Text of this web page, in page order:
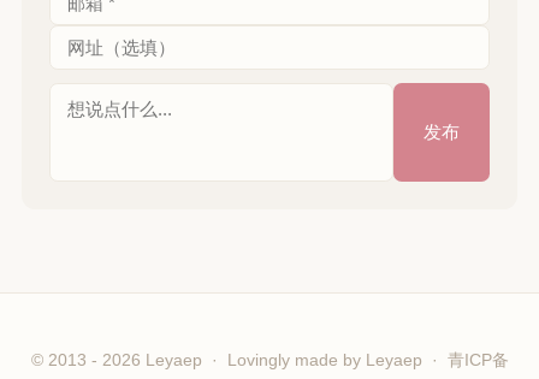
© 2013 - 2026 Leyaep · Lovingly made by Leyaep · 青ICP备